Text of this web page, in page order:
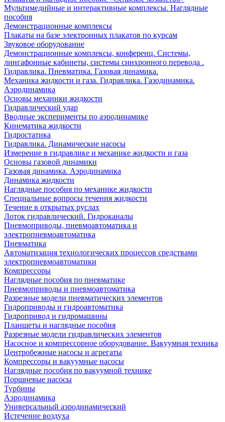
Мультимедийные и интерактивные комплексы. Наглядные
пособия
Демонстрационные комплексы
Плакаты на базе электронных плакатов по курсам
Звуковое оборудование
Демонстрационные комплексы, конференц. Системы,
лингафонные кабинеты, системы синхронного перевода .
Гидравлика. Пневматика. Газовая динамика.
Механика жидкости и газа. Гидравлика. Газодинамика.
Аэродинамика
Основы механики жидкости
Гидравлический удар
Вводные эксперименты по аэродинамике
Кинематика жидкости
Гидростатика
Гидравлика. Динамические насосы
Измерение в гидравлике и механике жидкости и газа
Основы газовой динамики
Газовая динамика. Аэродинамика
Динамика жидкости
Наглядные пособия по механике жидкости
Специальные вопросы течения жидкости
Течение в открытых руслах
Лоток гидравлический. Гидроканалы
Пневмоприводы, пневмоавтоматика и
электропневмоавтоматика
Пневматика
Автоматизация технологических процессов средствами
электропневмоавтоматики
Компрессоры
Наглядные пособия по пневматике
Пневмоприводы и пневмоавтоматика
Разрезные модели пневматических элементов
Гидроприводы и гидроавтоматика
Гидропривод и гидромашины
Планшеты и наглядные пособия
Разрезные модели гидравлических элементов
Насосное и компрессорное оборудование. Вакуумная техника
Центробежные насосы и агрегаты
Компрессоры и вакуумные насосы
Наглядные пособия по вакуумной технике
Поршневые насосы
Турбины
Аэродинамика
Универсальный аэродинамический
Истечение воздуха